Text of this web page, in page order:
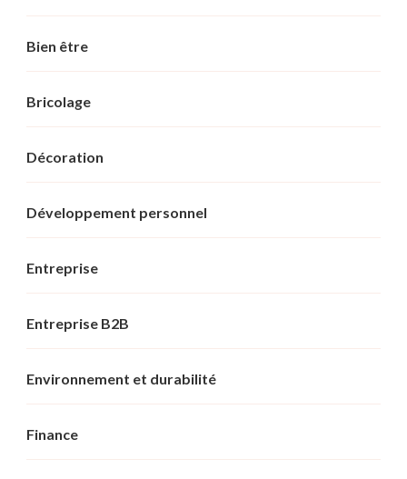
Bien être
Bricolage
Décoration
Développement personnel
Entreprise
Entreprise B2B
Environnement et durabilité
Finance